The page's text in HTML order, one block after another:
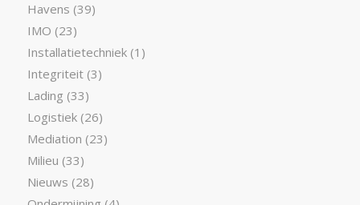
Havens (39)
IMO (23)
Installatietechniek(1)
Integriteit(3)
Lading (33)
Logistiek(26)
Mediation (23)
Milieu (33)
Nieuws (28)